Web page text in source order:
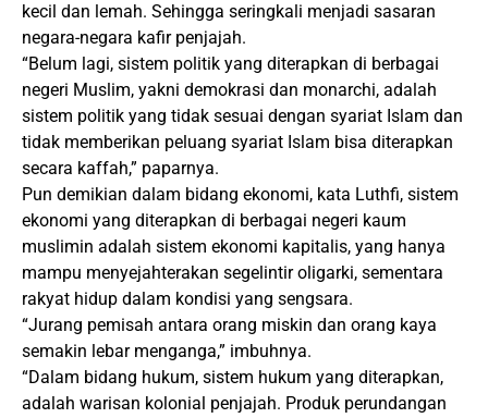
kecil dan lemah. Sehingga seringkali menjadi sasaran
negara-negara kafir penjajah.
“Belum lagi, sistem politik yang diterapkan di berbagai
negeri Muslim, yakni demokrasi dan monarchi, adalah
sistem politik yang tidak sesuai dengan syariat Islam dan
tidak memberikan peluang syariat Islam bisa diterapkan
secara kaffah,” paparnya.
Pun demikian dalam bidang ekonomi, kata Luthfi, sistem
ekonomi yang diterapkan di berbagai negeri kaum
muslimin adalah sistem ekonomi kapitalis, yang hanya
mampu menyejahterakan segelintir oligarki, sementara
rakyat hidup dalam kondisi yang sengsara.
“Jurang pemisah antara orang miskin dan orang kaya
semakin lebar menganga,” imbuhnya.
“Dalam bidang hukum, sistem hukum yang diterapkan,
adalah warisan kolonial penjajah. Produk perundangan